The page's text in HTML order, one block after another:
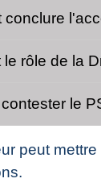
conclure
le rôle de la
le
peut